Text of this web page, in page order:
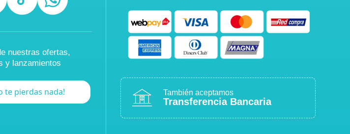
nuestras ofertas,
y lanzamientos
te pierdas nada! También aceptamos
Transferencia Bancaria